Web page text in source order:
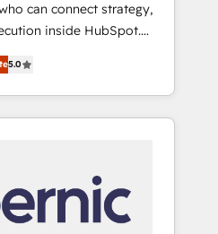
Configure
process. Sales,
wired together. ➤ AI
Breeze AI, custom
manual work. ➤
Monthly tune-ups,
for the work.
can connect strategy,
inside HubSpot.
most agencies fall
strategy with
solve the right
As the only
advantage in CRM
generation, data
to-market execution.
5.0